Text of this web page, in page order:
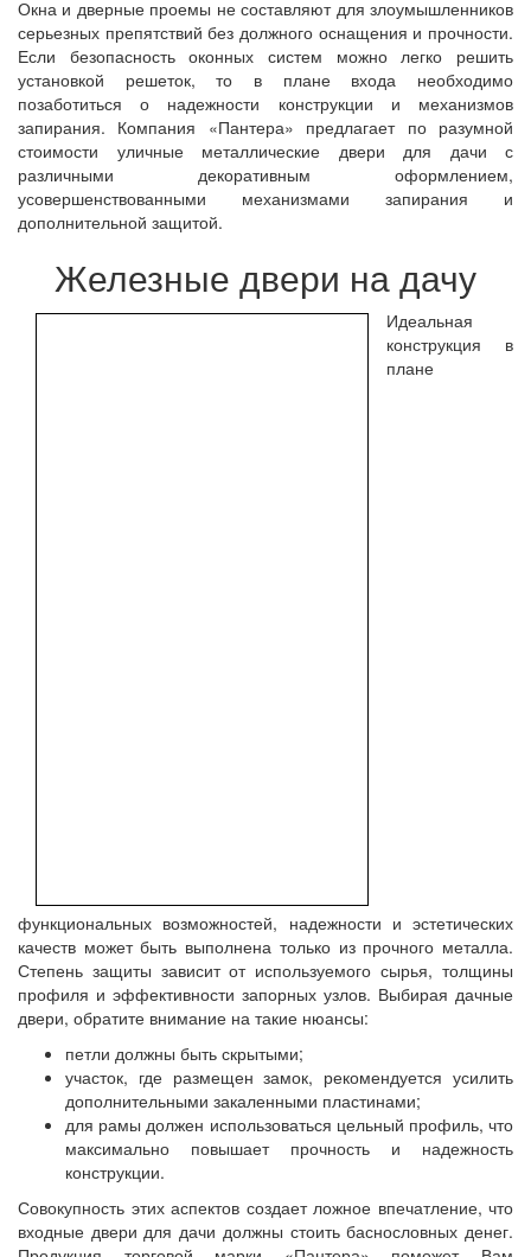
Окна и дверные проемы не составляют для злоумышленников
серьезных препятствий без должного оснащения и прочности.
Если безопасность оконных систем можно легко решить
установкой решеток, то в плане входа необходимо
позаботиться о надежности конструкции и механизмов
запирания. Компания «Пантера» предлагает по разумной
стоимости уличные металлические двери для дачи с
различными декоративным оформлением,
усовершенствованными механизмами запирания и
дополнительной защитой.
Железные двери на дачу
Идеальная
конструкция в
плане
функциональных возможностей, надежности и эстетических
качеств может быть выполнена только из прочного металла.
Степень защиты зависит от используемого сырья, толщины
профиля и эффективности запорных узлов. Выбирая дачные
двери, обратите внимание на такие нюансы:
петли должны быть скрытыми;
участок, где размещен замок, рекомендуется усилить
дополнительными закаленными пластинами;
для рамы должен использоваться цельный профиль, что
максимально повышает прочность и надежность
конструкции.
Совокупность этих аспектов создает ложное впечатление, что
входные двери для дачи должны стоить баснословных денег.